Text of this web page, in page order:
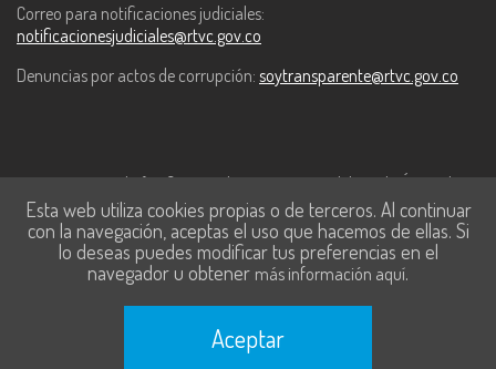
Correo para notificaciones judiciales:
notificacionesjudiciales@rtvc.gov.co
Denuncias por actos de corrupción: soytransparente@rtvc.gov.co
Este contenido fue financiado con recursos del Fondo Único de
Tecnologías de la Información y las Comunicaciones de MinTic.
Esta web utiliza cookies propias o de terceros. Al continuar
con la navegación, aceptas el uso que hacemos de ellas. Si
lo deseas puedes modificar tus preferencias en el
navegador u obtener más información aquí.
Aceptar